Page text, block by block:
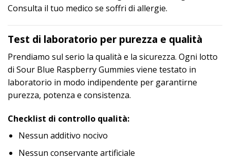
Consulta il tuo medico se soffri di allergie.
Test di laboratorio per purezza e qualità
Prendiamo sul serio la qualità e la sicurezza. Ogni lotto
di Sour Blue Raspberry Gummies viene testato in
laboratorio in modo indipendente per garantirne
purezza, potenza e consistenza.
Checklist di controllo qualità:
Nessun additivo nocivo
Nessun conservante artificiale